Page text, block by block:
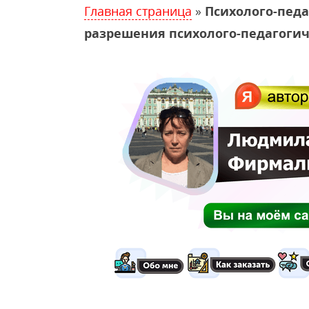
Главная страница » Психолого-
разрешения психолого-